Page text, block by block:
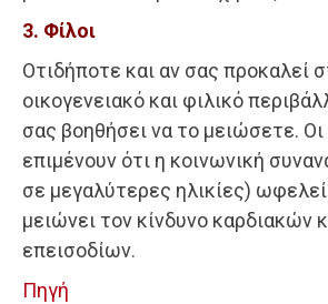
3. Φίλοι
Οτιδήποτε και αν σας προκαλεί
οικογενειακό και φιλικό
σας βοηθήσει να το μειώσετε. Οι
επιμένουν ότι η κοινωνική
σε μεγαλύτερες ηλικίες) ωφελεί
μειώνει τον κίνδυνο καρδιακών
επεισοδίων.
Πηγή